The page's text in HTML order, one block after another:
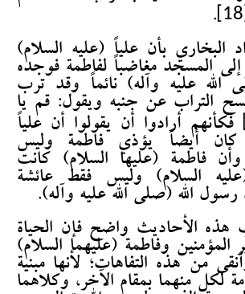
.
البخاري بأن علياً (عليه السلام)
المسجد مغاضباً لفاطمة فوجده
الله عليه وآله) نائماً وقد ترب
التراب عن جنبه ويقول: قم يا
فكأنهم أرادوا أن يقولوا أن علياً
كان أيضاً يؤذي فاطمة وليس
فاطمة (عليها السلام) كانت
السلام) وليس فقط عائشة
الله (صلى الله عليه وآله).
الأحاديث واضح فإن الحياة
المؤمنين وفاطمة (عليهما السلام)
من هذه التفاهات؛ لأنها مبنية
لكل منهما بمقام الآخر، وكلاهما